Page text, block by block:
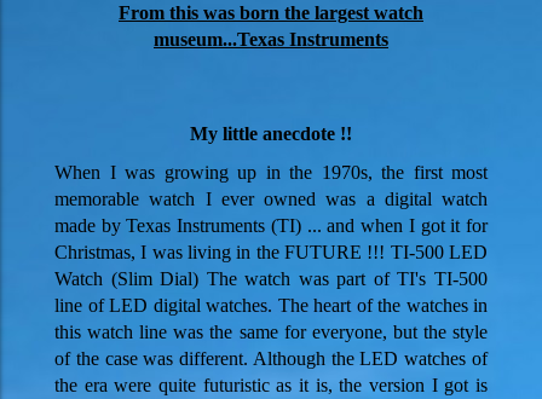
From this was born the largest watch
museum...Texas Instruments
My little anecdote !!
When I was growing up in the 1970s, the first most
memorable watch I ever owned was a digital watch
made by Texas Instruments (TI) ... and when I got it for
Christmas, I was living in the FUTURE !!! TI-500 LED
Watch (Slim Dial) The watch was part of TI's TI-500
line of LED digital watches. The heart of the watches in
this watch line was the same for everyone, but the style
of the case was different. Although the LED watches of
the era were quite futuristic as it is, the version I got is